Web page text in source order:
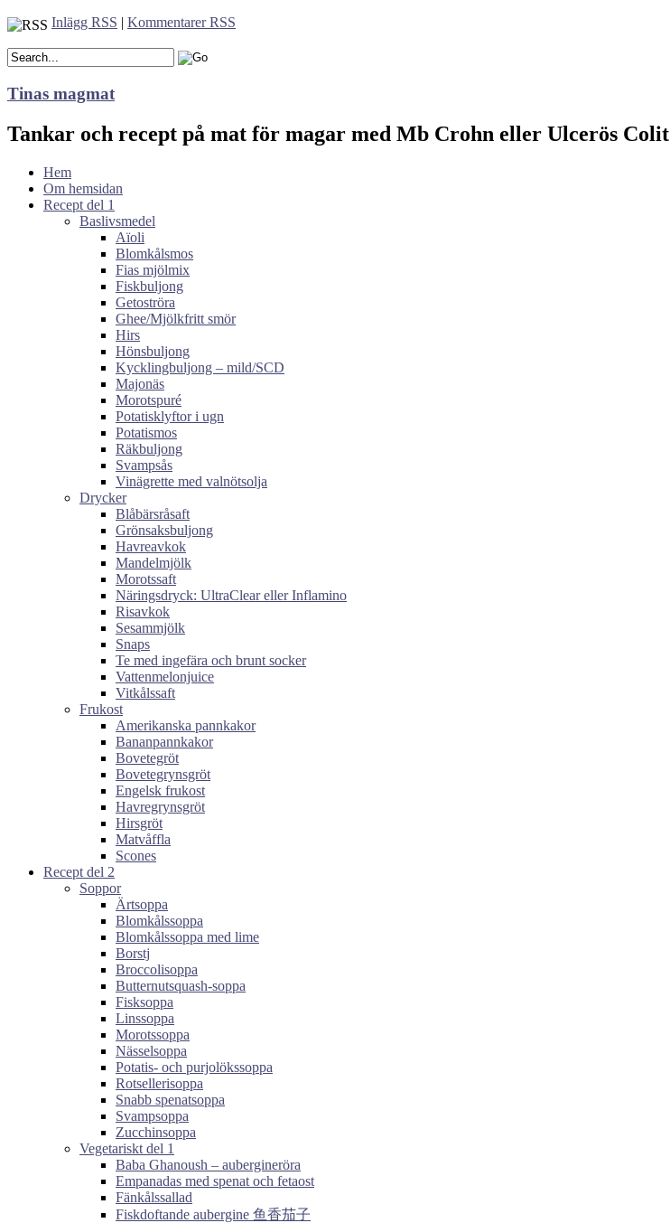
Inlägg RSS | Kommentarer RSS
Tinas magmat
Tankar och recept på mat för magar med Mb Crohn eller Ulcerös Colit
Hem
Om hemsidan
Recept del 1
Baslivsmedel
Aïoli
Blomkålsmos
Fias mjölmix
Fiskbuljong
Getoströra
Ghee/Mjölkfritt smör
Hirs
Hönsbuljong
Kycklingbuljong – mild/SCD
Majonäs
Morotspuré
Potatisklyftor i ugn
Potatismos
Räkbuljong
Svampsås
Vinägrette med valnötsolja
Drycker
Blåbärsråsaft
Grönsaksbuljong
Havreavkok
Mandelmjölk
Morotssaft
Näringsdryck: UltraClear eller Inflamino
Risavkok
Sesammjölk
Snaps
Te med ingefära och brunt socker
Vattenmelonjuice
Vitkålssaft
Frukost
Amerikanska pannkakor
Bananpannkakor
Bovetegröt
Bovetegrynsgröt
Engelsk frukost
Havregrynsgröt
Hirsgröt
Matvåffla
Scones
Recept del 2
Soppor
Ärtsoppa
Blomkålssoppa
Blomkålssoppa med lime
Borstj
Broccolisoppa
Butternutsquash-soppa
Fisksoppa
Linssoppa
Morotssoppa
Nässelsoppa
Potatis- och purjolökssoppa
Rotsellerisoppa
Snabb spenatsoppa
Svampsoppa
Zucchinsoppa
Vegetariskt del 1
Baba Ghanoush – aubergineröra
Empanadas med spenat och fetaost
Fänkålssallad
Fiskdoftande aubergine 鱼香茄子